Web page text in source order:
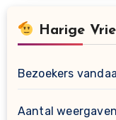
Harige
Bezoekers
Aantal